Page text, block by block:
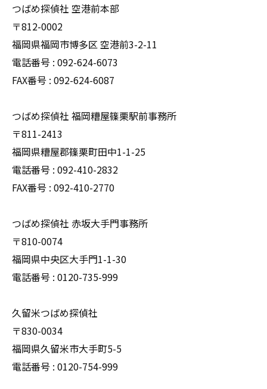
つばめ探偵社 空港前本部
〒812-0002
福岡県福岡市博多区 空港前3-2-11
電話番号 : 092-624-6073
FAX番号 : 092-624-6087
つばめ探偵社 福岡糟屋篠栗駅前事務所
〒811-2413
福岡県糟屋郡篠栗町田中1-1-25
電話番号 : 092-410-2832
FAX番号 : 092-410-2770
つばめ探偵社 赤坂大手門事務所
〒810-0074
福岡県中央区大手門1-1-30
電話番号 : 0120-735-999
久留米つばめ探偵社
〒830-0034
福岡県久留米市大手町5-5
電話番号 : 0120-754-999